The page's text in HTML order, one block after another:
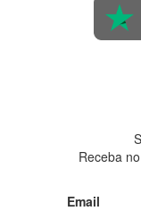
Receba
Email